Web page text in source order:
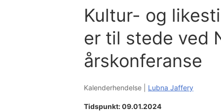
Kultur- og
er til stede ved
årskonferanse
Kalenderhendelse | Lubna Jaffery
Tidspunkt: 09.01.2024